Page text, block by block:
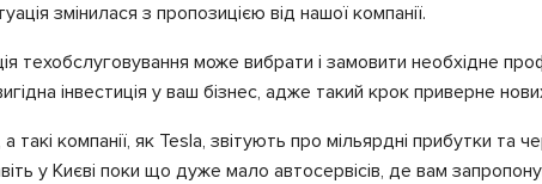
змінилася з пропозицією від нашої компанії.
техобслуговування може вибрати і замовити необхідне
інвестиція у ваш бізнес, адже такий крок приверне
компанії, як Tesla, звітують про мільярдні прибутки та
у Києві поки що дуже мало автосервісів, де вам